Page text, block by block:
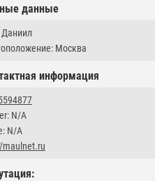
данные
Москва
информация
N/A
N/A
maulnet.ru